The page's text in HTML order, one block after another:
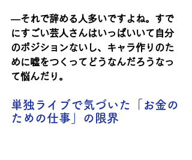
―それで辞める人多いですよね。すで
にすごい芸人さんはいっぱいいて自分
のポジションないし、キャラ作りのた
めに嘘をつくってどうなんだろうなっ
て悩んだり。
単独ライブで気づいた「お金の
ための仕事」の限界